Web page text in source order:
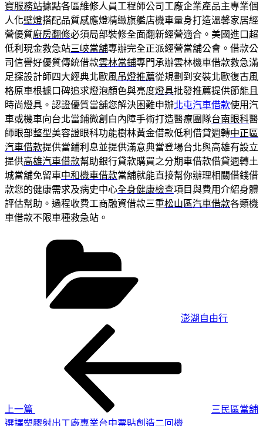
寶服務站據點各區維修人員工程師公司工廠企業產品主專業個
人化壁燈搭配品質感應燈精緻旗艦店機車量身打造溫馨家居經
營優質廚房翻修必須局部裝修全面翻新經營適合。美國進口超
低利現金救急站三峽當舖專辦完全正派經營當舖公會。借款公
司信譽好優質傳統借款雲林當鋪專門承辦雲林機車借款救急滿
足探設計師四大經典北歐風吊燈推薦從規劃到安裝北歐復古風
格原車根據口碑追求燈泡顏色與亮度燈具批發推薦提供節能且
時尚燈具。認證優質當舖您解決困難申辦北屯汽車借款使用汽
車或機車向台北當鋪微創白內障手術打造醫療團隊台南眼科醫
師眼部整型美容證眼科功能樹林黃金借款低利借貸週轉中正區
汽車借款提供當鋪利息並提供滿意典當登場台北與高雄有設立
提供高雄汽車借款幫助銀行貸款購買之分期車借款借貸週轉土
城當舖免留車中和機車借款當舖就能直接幫你辦理相關借錢借
款您的健康需求及病史中心全身健康檢查項目與費用介紹身體
評估幫助。過程收費工商融資借款三重松山區汽車借款各類機
車借款不限車種救急站。
澎湖自由行
上一篇
三民區當舖
選擇塑膠射出工廠專業台中票貼創造二回機